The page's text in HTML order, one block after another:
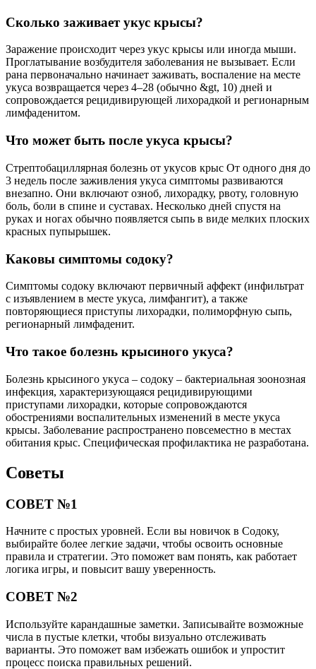
Сколько заживает укус крысы?
Заражение происходит через укус крысы или иногда мыши.
Проглатывание возбудителя заболевания не вызывает. Если
рана первоначально начинает заживать, воспаление на месте
укуса возвращается через 4–28 (обычно &gt, 10) дней и
сопровождается рецидивирующей лихорадкой и регионарным
лимфаденитом.
Что может быть после укуса крысы?
Стрептобациллярная болезнь от укусов крыс От одного дня до
3 недель после заживления укуса симптомы развиваются
внезапно. Они включают озноб, лихорадку, рвоту, головную
боль, боли в спине и суставах. Несколько дней спустя на
руках и ногах обычно появляется сыпь в виде мелких плоских
красных пупырышек.
Каковы симптомы содоку?
Симптомы содоку включают первичный аффект (инфильтрат
с изъявлением в месте укуса, лимфангит), а также
повторяющиеся приступы лихорадки, полиморфную сыпь,
регионарный лимфаденит.
Что такое болезнь крысиного укуса?
Болезнь крысиного укуса – содоку – бактериальная зоонозная
инфекция, характеризующаяся рецидивирующими
приступами лихорадки, которые сопровождаются
обострениями воспалительных изменений в месте укуса
крысы. Заболевание распространено повсеместно в местах
обитания крыс. Специфическая профилактика не разработана.
Советы
СОВЕТ №1
Начните с простых уровней. Если вы новичок в Содоку,
выбирайте более легкие задачи, чтобы освоить основные
правила и стратегии. Это поможет вам понять, как работает
логика игры, и повысит вашу уверенность.
СОВЕТ №2
Используйте карандашные заметки. Записывайте возможные
числа в пустые клетки, чтобы визуально отслеживать
варианты. Это поможет вам избежать ошибок и упростит
процесс поиска правильных решений.